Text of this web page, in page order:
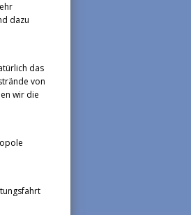
dazu
das
von
wir die